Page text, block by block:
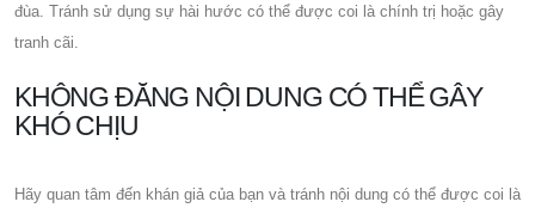
đùa. Tránh sử dụng sự hài hước có thể được coi là chính trị hoặc gây
tranh cãi.
KHÔNG ĐĂNG NỘI DUNG CÓ THỂ GÂY
KHÓ CHỊU
Hãy quan tâm đến khán giả của bạn và tránh nội dung có thể được coi là